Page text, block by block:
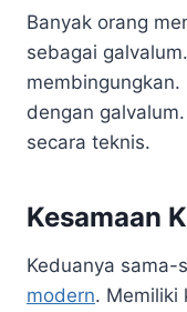
Banyak orang
sebagai
dengan
secara teknis.
Kesamaan
Keduanya sama-
modern. Memiliki